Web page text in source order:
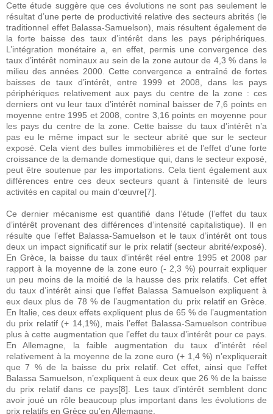
Cette étude suggère que ces évolutions ne sont pas seulement le
résultat d’une perte de productivité relative des secteurs abrités (le
traditionnel effet Balassa-Samuelson), mais résultent également de
la forte baisse des taux d’intérêt dans les pays périphériques.
L’intégration monétaire a, en effet, permis une convergence des
taux d’intérêt nominaux au sein de la zone autour de 4,3 % dans le
milieu des années 2000. Cette convergence a entraîné de fortes
baisses de taux d’intérêt, entre 1999 et 2008, dans les pays
périphériques relativement aux pays du centre de la zone : ces
derniers ont vu leur taux d’intérêt nominal baisser de 7,6 points en
moyenne entre 1995 et 2008, contre 3,16 points en moyenne pour
les pays du centre de la zone. Cette baisse du taux d’intérêt n’a
pas eu le même impact sur le secteur abrité que sur le secteur
exposé. Cela vient des bulles immobilières et de l’effet d’une forte
croissance de la demande domestique qui, dans le secteur exposé,
peut être soutenue par les importations. Cela tient également aux
différences entre ces deux secteurs quant à l’intensité de leurs
activités en capital ou main d’œuvre[7].
Ce dernier mécanisme est quantifié dans l’étude (l’effet du taux
d’intérêt provenant des différences d’intensité capitalistique). Il en
résulte que l’effet Balassa-Samuelson et le taux d’intérêt ont tous
deux un impact significatif sur le prix relatif (secteur abrité/exposé).
En Grèce, la baisse du taux d'intérêt réel entre 1995 et 2008 par
rapport à la moyenne de la zone euro (- 2,3 %) pourrait expliquer
un peu moins de la moitié de la hausse des prix relatifs. Cet effet
du taux d’intérêt ainsi que l’effet Balassa Samuelson expliquent à
eux deux plus de 78 % de l’augmentation du prix relatif en Grèce.
En Italie, ces deux effets expliquent plus de 65 % de l’augmentation
du prix relatif (+ 14,1%), mais l’effet Balassa-Samuelson contribue
plus à cette augmentation que l’effet du taux d’intérêt pour ce pays.
En Allemagne, la faible augmentation du taux d'intérêt réel
relativement à la moyenne de la zone euro (+ 1,4 %) n’expliquerait
que 7 % de la baisse du prix relatif. Cet effet, ainsi que l’effet
Balassa Samuelson, n’expliquent à eux deux que 26 % de la baisse
du prix relatif dans ce pays[8]. Les taux d’intérêt semblent donc
avoir joué un rôle beaucoup plus important dans les évolutions de
prix relatifs en Grèce qu’en Allemagne.